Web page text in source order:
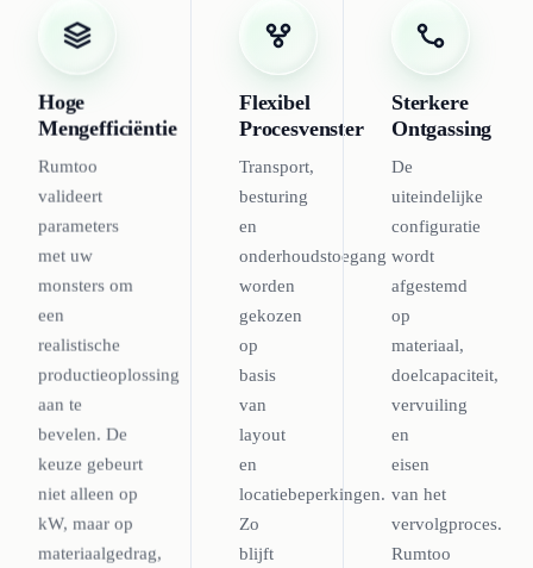
Hoge
Mengefficiëntie
Rumtoo
valideert
parameters
met uw
monsters om
een
realistische
productieoplossing
aan te
bevelen. De
keuze gebeurt
niet alleen op
kW, maar op
materiaalgedrag,
Flexibel
Procesvenster
Transport,
besturing
en
onderhoudstoegang
worden
gekozen
op
basis
van
layout
en
locatiebeperkingen.
Zo
blijft
Sterkere
Ontgassing
De
uiteindelijke
configuratie
wordt
afgestemd
op
materiaal,
doelcapaciteit,
vervuiling
en
eisen
van het
vervolgproces.
Rumtoo